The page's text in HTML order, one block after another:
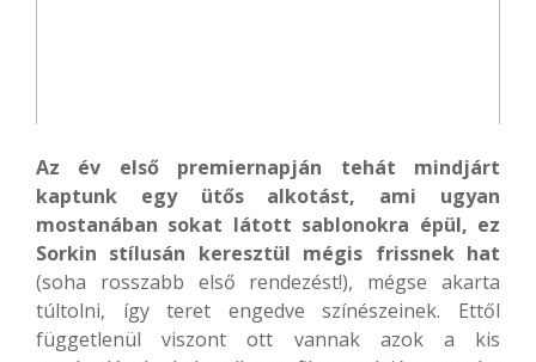
Az év első premiernapján tehát mindjárt
kaptunk egy ütős alkotást, ami ugyan
mostanában sokat látott sablonokra épül, ez
Sorkin stílusán keresztül mégis frissnek hat
(soha rosszabb első rendezést!), mégse akarta
túltolni, így teret engedve színészeinek. Ettől
függetlenül viszont ott vannak azok a kis